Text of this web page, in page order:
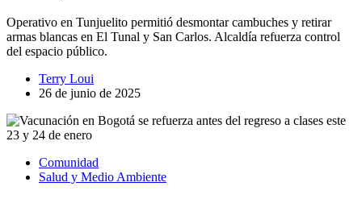
Operativo en Tunjuelito permitió desmontar cambuches y retirar
armas blancas en El Tunal y San Carlos. Alcaldía refuerza control
del espacio público.
Terry Loui
26 de junio de 2025
Comunidad
Salud y Medio Ambiente